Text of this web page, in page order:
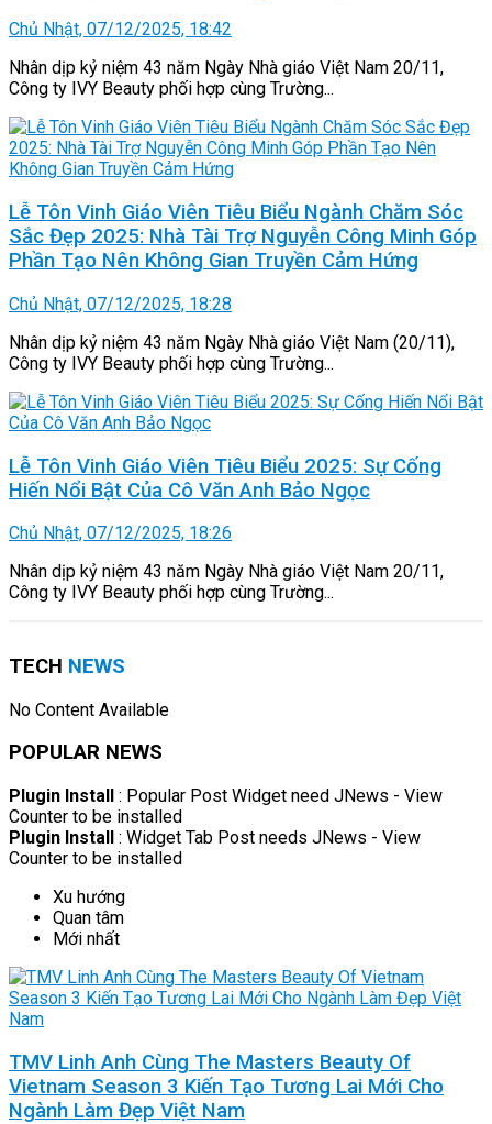
Chủ Nhật, 07/12/2025, 18:42
Nhân dịp kỷ niệm 43 năm Ngày Nhà giáo Việt Nam 20/11,
Công ty IVY Beauty phối hợp cùng Trường...
Lễ Tôn Vinh Giáo Viên Tiêu Biểu Ngành Chăm Sóc
Sắc Đẹp 2025: Nhà Tài Trợ Nguyễn Công Minh Góp
Phần Tạo Nên Không Gian Truyền Cảm Hứng
Chủ Nhật, 07/12/2025, 18:28
Nhân dịp kỷ niệm 43 năm Ngày Nhà giáo Việt Nam (20/11),
Công ty IVY Beauty phối hợp cùng Trường...
Lễ Tôn Vinh Giáo Viên Tiêu Biểu 2025: Sự Cống
Hiến Nổi Bật Của Cô Văn Anh Bảo Ngọc
Chủ Nhật, 07/12/2025, 18:26
Nhân dịp kỷ niệm 43 năm Ngày Nhà giáo Việt Nam 20/11,
Công ty IVY Beauty phối hợp cùng Trường...
TECH NEWS
No Content Available
POPULAR NEWS
Plugin Install : Popular Post Widget need JNews - View
Counter to be installed
Plugin Install : Widget Tab Post needs JNews - View
Counter to be installed
Xu hướng
Quan tâm
Mới nhất
TMV Linh Anh Cùng The Masters Beauty Of
Vietnam Season 3 Kiến Tạo Tương Lai Mới Cho
Ngành Làm Đẹp Việt Nam